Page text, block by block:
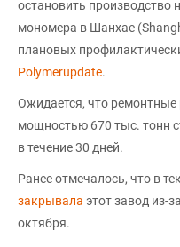
остановить производство
мономера в Шанхае
плановых
Polymerupdate.
Ожидается, что
мощностью 670 тыс. тонн
в течение 30 дней.
Ранее отмечалось, что в
закрывала этот завод из-
октября.